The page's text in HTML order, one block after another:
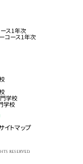
ス1年次
コース1年次
学校
学校
イトマップ
RESERVED.